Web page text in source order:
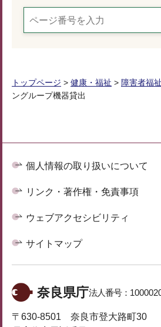
トップページ > 健康・福祉 > 障害者福祉
ングループ機器貸出
個人情報の取り扱いについて
リンク・著作権・免責事項
ウェブアクセシビリティ
サイトマップ
奈良県庁法人番号：
〒630-8501 奈良市登大路町30